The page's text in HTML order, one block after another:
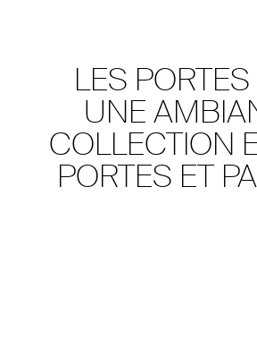
LES
UNE
COLLECTION
PORTES ET